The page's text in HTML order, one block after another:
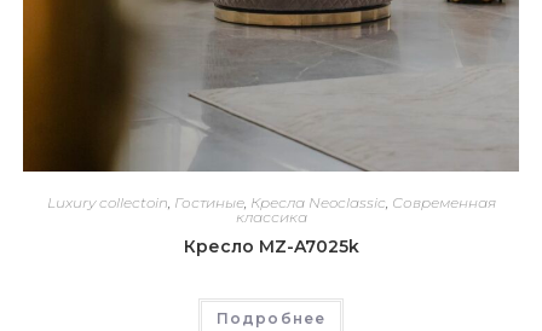
Luxury collectoin Гостиные, Кресла Neoclassic Современная
классика
Кресло MZ-A7025k
Подробнее